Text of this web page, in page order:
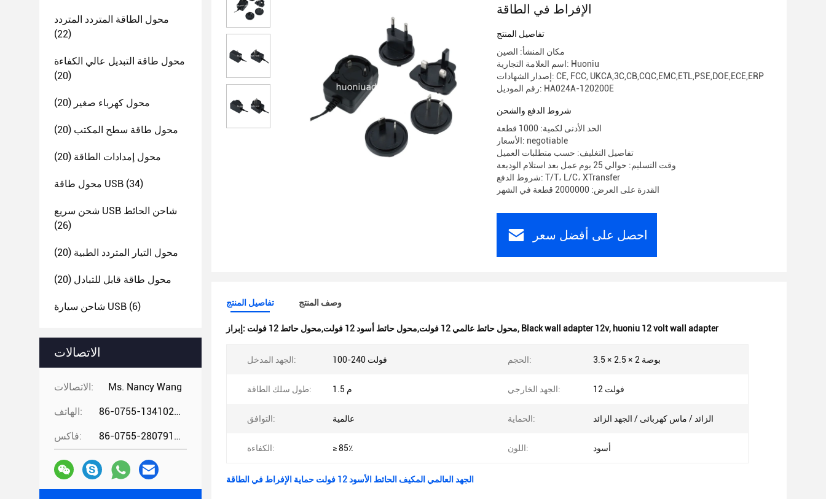
محول الطاقة المتردد المتردد
(22)
محول طاقة التبديل عالي الكفاءة
(20)
محول كهرباء صغير (20)
محول طاقة سطح المكتب (20)
محول إمدادات الطاقة (20)
محول طاقة USB (34)
شحن سريع USB شاحن الحائط
(26)
محول التيار المتردد الطبية (20)
محول طاقة قابل للتبادل (20)
شاحن سيارة USB (6)
الاتصالات
الاتصالات: Ms. Nancy Wang
الهاتف: 86-0755-13410274294
فاكس: 86-0755-28079166
الإفراط في الطاقة
تفاصيل المنتج
مكان المنشأ: الصين
اسم العلامة التجارية: Huoniu
إصدار الشهادات: CE, FCC, UKCA,3C,CB,CQC,EMC,ETL,PSE,DOE,ECE,ERP
رقم الموديل: HA024A-120200E
شروط الدفع والشحن
الحد الأدنى لكمية: 1000 قطعة
الأسعار: negotiable
تفاصيل التغليف: حسب متطلبات العميل
وقت التسليم: حوالي 25 يوم عمل بعد استلام الوديعة
شروط الدفع: T/T، L/C، XTransfer
القدرة على العرض: 2000000 قطعة في الشهر
احصل على أفضل سعر
تفاصيل المنتج وصف المنتج
إبراز: محول حائط عالمي 12 فولت,محول حائط أسود 12 فولت,محول حائط 12 فولت, Black wall adapter 12v, huoniu 12 volt wall adapter
الجهد المدخل: 100-240 فولت الحجم: 3.5 × 2.5 × 2 بوصة
طول سلك الطاقة: 1.5 م الجهد الخارجي: 12 فولت
التوافق: عالمية الحماية: الزائد / ماس كهربائى / الجهد الزائد
الكفاءة: ≥ 85٪ اللون: أسود
الجهد العالمي المكيف الحائط الأسود 12 فولت حماية الإفراط في الطاقة